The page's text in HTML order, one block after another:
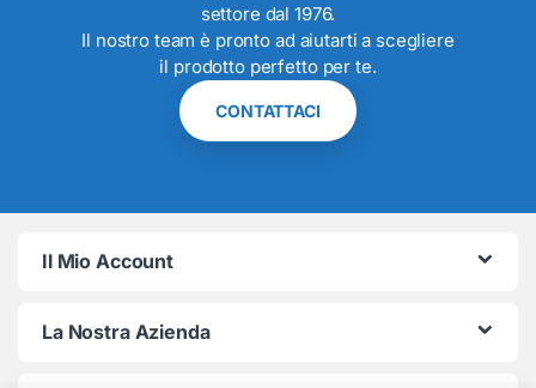
settore dal 1976.
Il nostro team è pronto ad aiutarti a scegliere
il prodotto perfetto per te.
CONTATTACI
Il Mio Account
La Nostra Azienda